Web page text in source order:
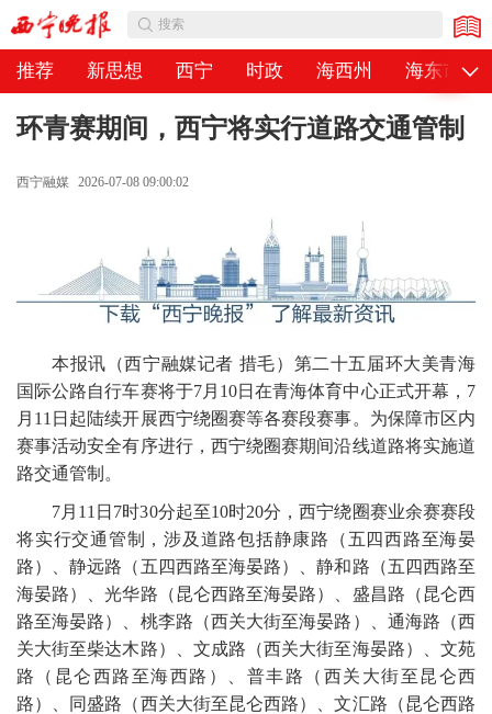
搜索
推荐 新思想 西宁 时政 海西州 海东市
公告
环青赛期间，西宁将实行道路交通管制
西宁融媒 2026-07-08 09:00:02
本报讯（西宁融媒记者 措毛）第二十五届环大美青海
国际公路自行车赛将于7月10日在青海体育中心正式开幕，7
月11日起陆续开展西宁绕圈赛等各赛段赛事。为保障市区内
赛事活动安全有序进行，西宁绕圈赛期间沿线道路将实施道
路交通管制。
7月11日7时30分起至10时20分，西宁绕圈赛业余赛赛段
将实行交通管制，涉及道路包括静康路（五四西路至海晏
路）、静远路（五四西路至海晏路）、静和路（五四西路至
海晏路）、光华路（昆仑西路至海晏路）、盛昌路（昆仑西
路至海晏路）、桃李路（西关大街至海晏路）、通海路（西
关大街至柴达木路）、文成路（西关大街至海晏路）、文苑
路（昆仑西路至海西路）、普丰路（西关大街至昆仑西
路）、同盛路（西关大街至昆仑西路）、文汇路（昆仑西路